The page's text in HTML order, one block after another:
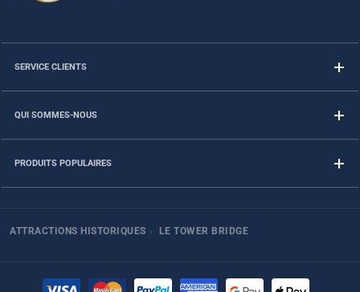
SERVICE CLIENTS
QUI SOMMES-NOUS
PRODUITS POPULAIRES
ATTRACTIONS HISTORIQUES › LE TOWER BRIDGE